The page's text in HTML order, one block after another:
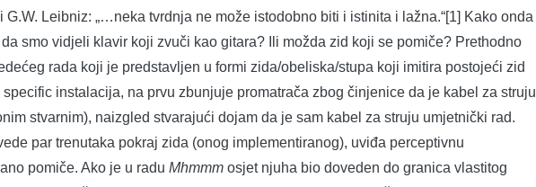
Leibniz: „…neka tvrdnja ne može istodobno biti i istinita i lažna.“[1] Kako onda
smo vidjeli klavir koji zvuči kao gitara? Ili možda zid koji se pomiče? Prethodno
rada koji je predstavljen u formi zida/obeliska/stupa koji imitira postojeći zid
instalacija, na prvu zbunjuje promatrača zbog činjenice da je kabel za struju
stvarnim), naizgled stvarajući dojam da je sam kabel za struju umjetnički rad.
par trenutaka pokraj zida (onog implementiranog), uviđa perceptivnu
pomiče. Ako je u radu Mhmmm osjet njuha bio doveden do granica vlastitog